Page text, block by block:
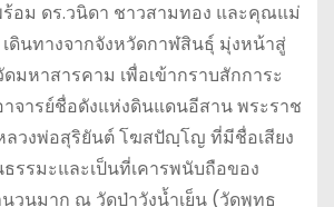
อม ดร.วนิดา ชาวสามทอง และคุณแม่
ดินทางจากจังหวัดกาฬสินธุ์ มุ่งหน้าสู่
มหาสารคาม เพื่อเข้ากราบสักการะ
จารย์ชื่อดังแห่งดินแดนอีสาน พระราช
วงพ่อสุริยันต์ โฆสปัญฺโญ ที่มีชื่อเสียง
รรมะและเป็นที่เคารพนับถือของ
วนมาก ณ วัดป่าวังน้ำเย็น (วัดพุทธ